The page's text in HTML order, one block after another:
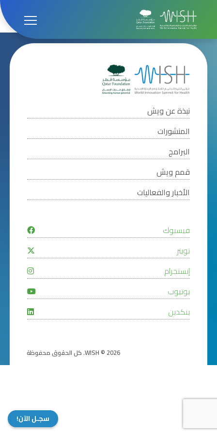
سجـل الآن!
اكتشف قطر!
اكتشف قطر!أماكن الإقامةرحلات السفر
نبذة عن ويش
المنشورات
البرامج
قمم ويش
الأخبار والفعاليات
فيسبوك
تويتر
إنستجرام
يوتيوب
ينكدين
WISH © 2026. كل الحقوق محفوظة